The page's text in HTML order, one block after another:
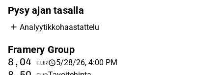
Pysy ajan tasalla
Analyytikkohaastattelu
Framery Group
8,04 EUR 5/28/26, 4:00 PM